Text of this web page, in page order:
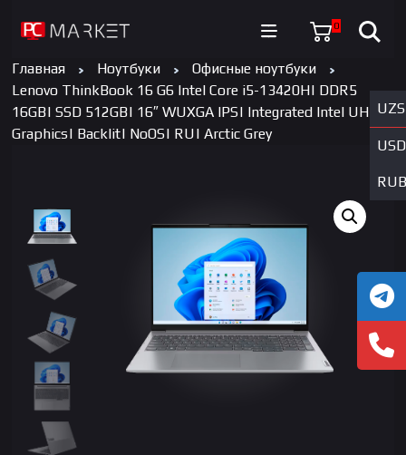
0
UZS
USD
RUB
Главная Ноутбуки
Офисные ноутбуки
Lenovo ThinkBook 16 G6 Intel Core i5-13420H| DDR5
16GB| SSD 512GB| 16″ WUXGA IPS| Integrated Intel UHD
Graphics| Backlit| NoOS| RU| Arctic Grey